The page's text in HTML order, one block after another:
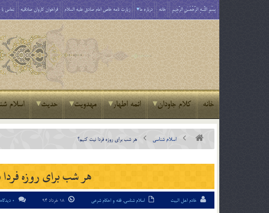
بِسْمِ اللَّـهِ الرَّحْمَـٰنِ الرَّحِيمِ خانه درباره ما زیارت نامه خاص امام صادق علیه السلام فراخوان کاروان صادقیه تماس با
خانه کلام جاودان ائمه اطهار مهدویت حدیث اسلام
اسلام شناسی هر شب برای روزه فردا نیت کنیم؟
هر شب برای روزه
خادم اهل البیت اسلام شناسی, فقه و احکام شرعی 0 دیدگاه